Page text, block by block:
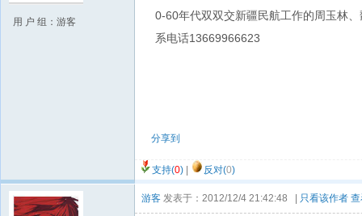
用 户 组：游客
0-60年代双双交新疆民航工作的周玉林
系电话13669966623
分享到
支持(0) 反对(0)
游客 发表于：2012/12/4 21:42:48 | 只看该作者